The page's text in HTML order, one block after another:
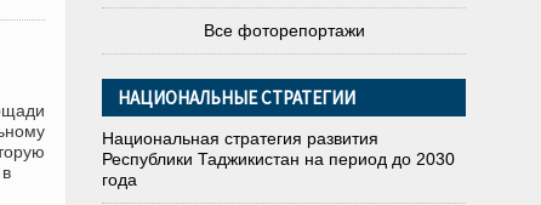
Все фоторепортажи
НАЦИОНАЛЬНЫЕ СТРАТЕГИИ
Национальная стратегия развития
Республики Таджикистан на период до 2030
года